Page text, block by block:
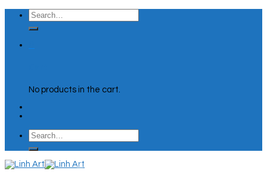
Skip
content
Search
for:
No products in the cart.
Search
for: